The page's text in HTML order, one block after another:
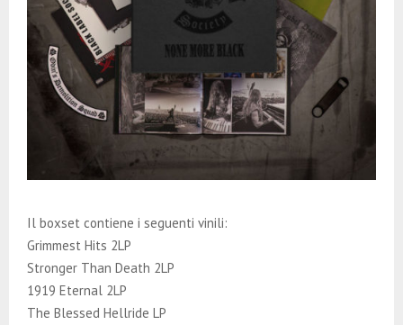
Il boxset contiene i seguenti vinili:
Grimmest Hits 2LP
Stronger Than Death 2LP
1919 Eternal 2LP
The Blessed Hellride LP